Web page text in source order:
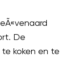
De
koken en te